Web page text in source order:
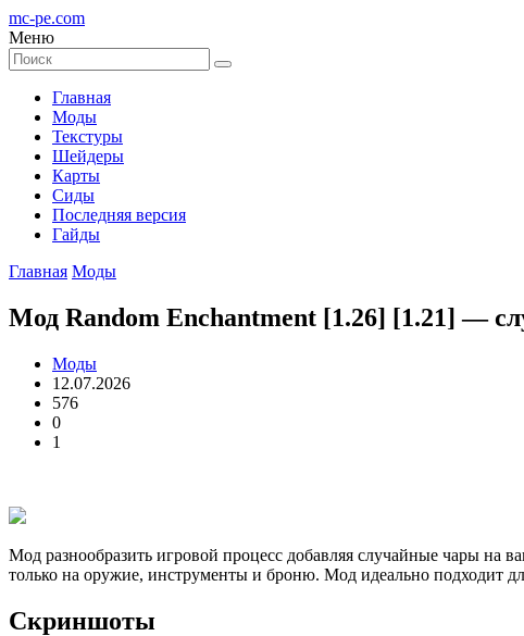
mc-pe.com
Меню
Главная
Моды
Текстуры
Шейдеры
Карты
Сиды
Последняя версия
Гайды
Главная Моды
Мод Random Enchantment [1.26] [1.21] —
Моды
12.07.2026
576
0
1
Мод разнообразить игровой процесс добавляя случайные чары на
только на оружие, инструменты и броню. Мод идеально подходит
Скриншоты